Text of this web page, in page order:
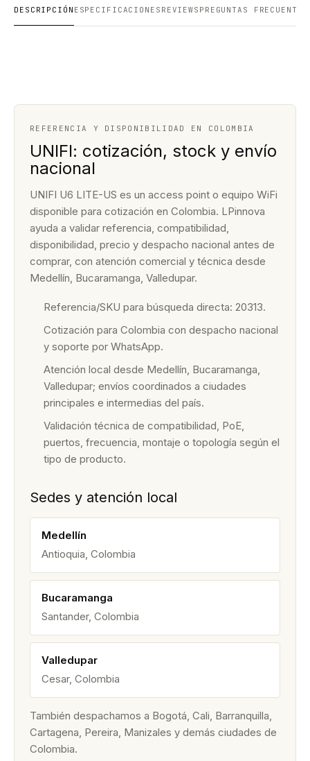
DESCRIPCIÓN ESPECIFICACIONES REVIEWS PREGUNTAS FRECUENTES
REFERENCIA Y DISPONIBILIDAD EN COLOMBIA
UNIFI: cotización, stock y envío
nacional
UNIFI U6 LITE-US es un access point o equipo WiFi
disponible para cotización en Colombia. LPinnova
ayuda a validar referencia, compatibilidad,
disponibilidad, precio y despacho nacional antes de
comprar, con atención comercial y técnica desde
Medellín, Bucaramanga, Valledupar.
Referencia/SKU para búsqueda directa: 20313.
Cotización para Colombia con despacho nacional
y soporte por WhatsApp.
Atención local desde Medellín, Bucaramanga,
Valledupar; envíos coordinados a ciudades
principales e intermedias del país.
Validación técnica de compatibilidad, PoE,
puertos, frecuencia, montaje o topología según el
tipo de producto.
Sedes y atención local
Medellín
Antioquia, Colombia
Bucaramanga
Santander, Colombia
Valledupar
Cesar, Colombia
También despachamos a Bogotá, Cali, Barranquilla,
Cartagena, Pereira, Manizales y demás ciudades de
Colombia.